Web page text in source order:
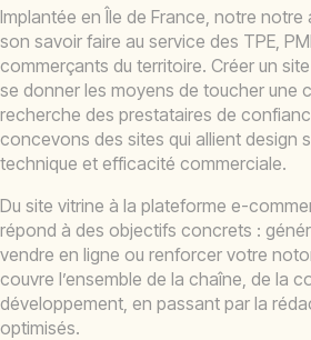
Implantée en Île de France, notre
son savoir faire au service des TPE,
commerçants du territoire. Créer un
se donner les moyens de toucher une
recherche des prestataires de
concevons des sites qui allient design
technique et efficacité commerciale.
Du site vitrine à la plateforme e-
répond à des objectifs concrets :
vendre en ligne ou renforcer votre
couvre l’ensemble de la chaîne, de la
développement, en passant par la
optimisés.